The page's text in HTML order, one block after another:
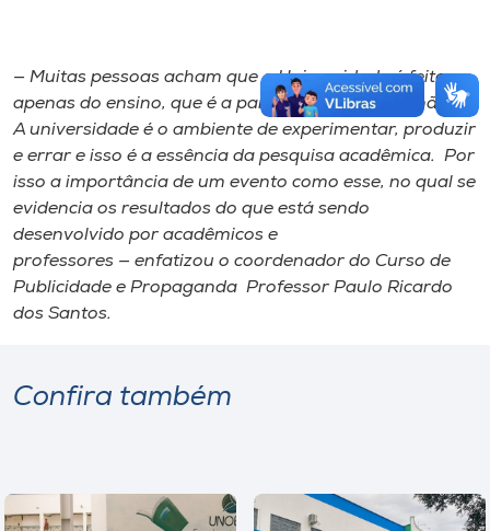
— Muitas pessoas acham que a Universidade é feita
apenas do ensino, que é a parte das aulas. Mas não é.
A universidade é o ambiente de experimentar, produzir
e errar e isso é a essência da pesquisa acadêmica. Por
isso a importância de um evento como esse, no qual se
evidencia os resultados do que está sendo
desenvolvido por acadêmicos e
professores — enfatizou o coordenador do Curso de
Publicidade e Propaganda Professor Paulo Ricardo
dos Santos.
Confira também